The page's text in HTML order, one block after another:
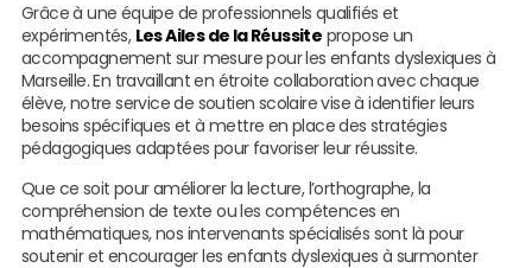
Grâce à une équipe de professionnels qualifiés et
expérimentés, Les Ailes de la Réussite propose un
accompagnement sur mesure pour les enfants dyslexiques à
Marseille. En travaillant en étroite collaboration avec chaque
élève, notre service de soutien scolaire vise à identifier leurs
besoins spécifiques et à mettre en place des stratégies
pédagogiques adaptées pour favoriser leur réussite.
Que ce soit pour améliorer la lecture, l’orthographe, la
compréhension de texte ou les compétences en
mathématiques, nos intervenants spécialisés sont là pour
soutenir et encourager les enfants dyslexiques à surmonter